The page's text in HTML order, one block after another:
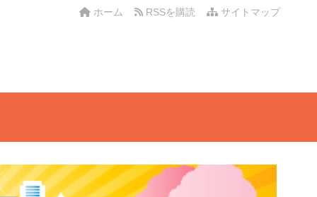
サイトマップ
RSSを購読
ホーム